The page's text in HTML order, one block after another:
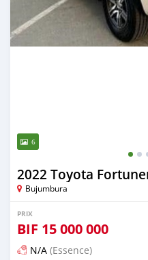
6
2022 Toyota
Bujumbura
PRIX
BIF 15 000 000
N/A (Essence)